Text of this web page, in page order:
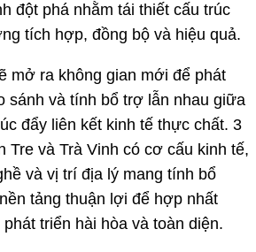
đột phá nhằm tái thiết cấu trúc
tích hợp, đồng bộ và hiệu quả.
mở ra không gian mới để phát
sánh và tính bổ trợ lẫn nhau giữa
đẩy liên kết kinh tế thực chất. 3
Tre và Trà Vinh có cơ cấu kinh tế,
và vị trí địa lý mang tính bổ
tảng thuận lợi để hợp nhất
triển hài hòa và toàn diện.